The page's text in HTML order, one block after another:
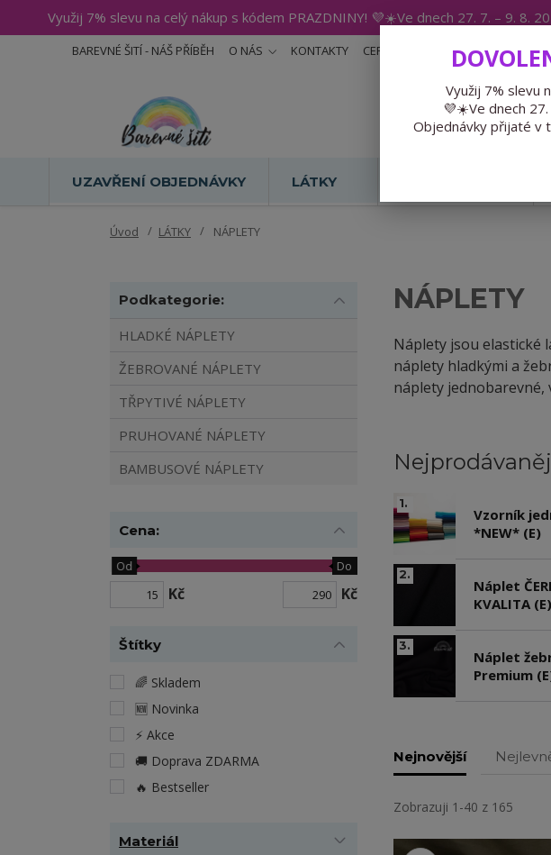
Využij 7% slevu na celý nákup s kódem PRAZDNINY! 💜☀️Ve dnech 27. 7. – 9.
BAREVNÉ ŠITÍ - NÁŠ PŘÍBĚH O NÁS KONTAKTY CERTIFIKÁTY BLOG
UZAVŘENÍ OBJEDNÁVKY LÁTKY
Úvod LÁTKY NÁPLETY
NÁPLETY
Náplety jsou elastické
náplety hladkými a
náplety jednobarevné,
1.
Vzorník
*NEW* (E)
2.
Náplet
KVALITA (E)
3.
Náplet
Premium
Nejnovější
Zobrazuji 1-40 z 165
Podkategorie:
HLADKÉ NÁPLETY
ŽEBROVANÉ NÁPLETY
TŘPYTIVÉ NÁPLETY
PRUHOVANÉ NÁPLETY
BAMBUSOVÉ NÁPLETY
Cena:
Kč
Od Do
Kč
Štítky
🌈 Skladem
🆕 Novinka
⚡️ Akce
🚚 Doprava ZDARMA
🔥 Bestseller
Materiál
Využij 7% slevu
💜☀️Ve dnech
Objednávky přijaté v